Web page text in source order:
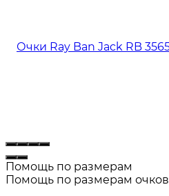
Помощь по размерам
Помощь по размерам очков